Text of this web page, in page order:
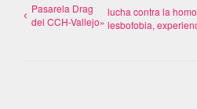
Pasarela Drag
del CCH-Vallejo»
lucha contra la
lesbofobia,